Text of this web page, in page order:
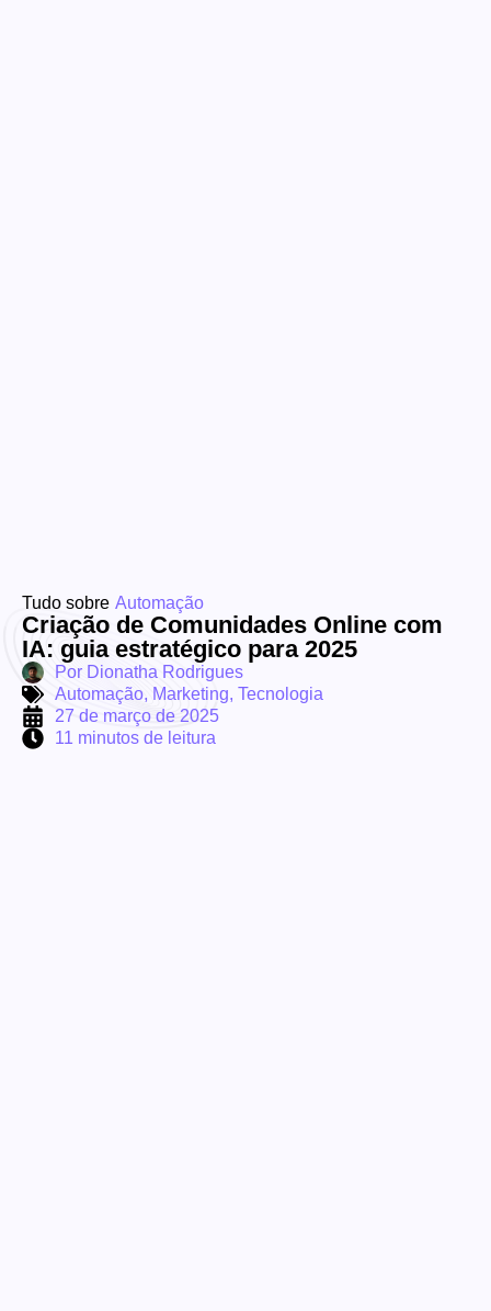
Tudo sobre Automação
Criação de Comunidades Online com
IA: guia estratégico para 2025
Por Dionatha Rodrigues
Automação, Marketing, Tecnologia
27 de março de 2025
11 minutos de leitura